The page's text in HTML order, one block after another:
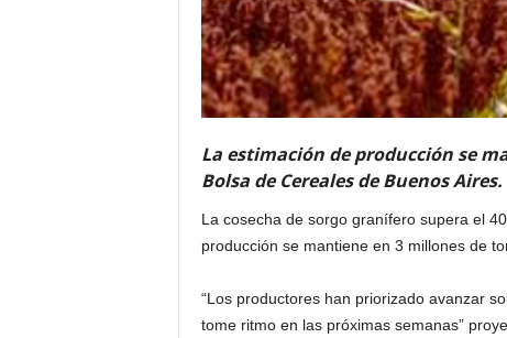
La estimación de producción se
Bolsa de Cereales de Buenos Aires.
La cosecha de sorgo granífero supera el
producción se mantiene en 3 millones de
“Los productores han priorizado avanzar
tome ritmo en las próximas semanas”